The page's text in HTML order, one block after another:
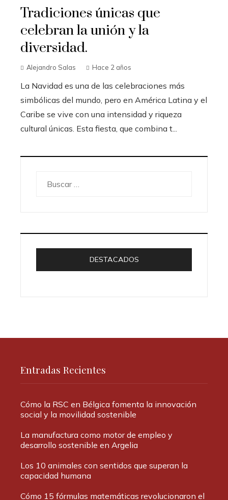
Tradiciones únicas que
celebran la unión y la
diversidad.
Alejandro Salas Hace 2 años
La Navidad es una de las celebraciones más
simbólicas del mundo, pero en América Latina y el
Caribe se vive con una intensidad y riqueza
cultural únicas. Esta fiesta, que combina t...
DESTACADOS
Entradas Recientes
Cómo la RSC en Bélgica fomenta la innovación
social y la movilidad sostenible
La manufactura como motor de empleo y
desarrollo sostenible en Argelia
Los 10 animales con sentidos que superan la
capacidad humana
Cómo 15 fórmulas matemáticas revolucionaron el